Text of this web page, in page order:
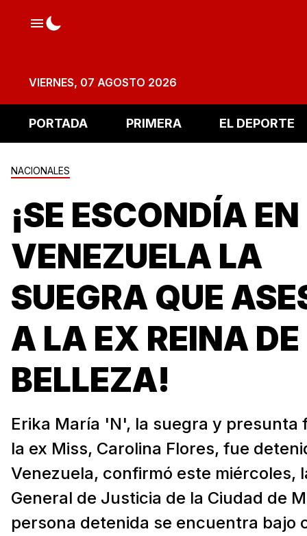
VIERNES, 07 AGOSTO 2026
PORTADA PRIMERA EL DEPORTE
NACIONALES
¡SE ESCONDÍA EN
VENEZUELA LA
SUEGRA QUE
A LA EX REINA DE
BELLEZA!
Erika María 'N', la suegra y presunta
la ex Miss, Carolina Flores, fue
Venezuela, confirmó este miércoles,
General de Justicia de la Ciudad de
persona detenida se encuentra bajo